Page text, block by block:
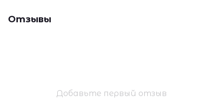
Отзывы
Добавьте первый отзыв